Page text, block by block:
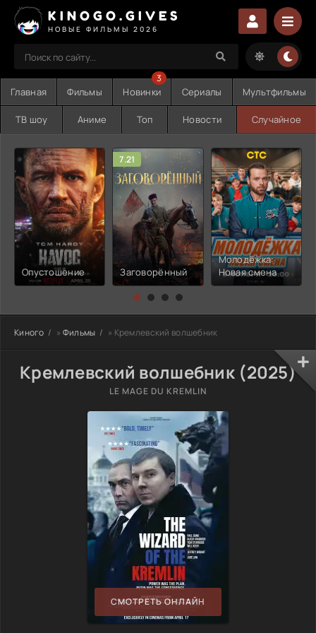
KINOGO.GIVES
НОВЫЕ ФИЛЬМЫ 2026
Главная Фильмы Новинки
3
Сериалы Мультфильмы
ТВ шоу Аниме Топ Новости Случайное
Опустошение
7.21
Заговорённый
Молодёжка:
Новая смена
Киного » Фильмы » Кремлевский волшебник
Кремлевский волшебник (2025)
LE MAGE DU KREMLIN
СМОТРЕТЬ ОНЛАЙН